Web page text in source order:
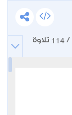
/
114 تلاوة